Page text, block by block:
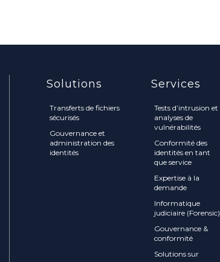
Solutions
Transferts de fichiers
sécurisés
Gouvernance et
administration des
identités
Services
Tests d’intrusion et
analyses de
vulnérabilités
Conformité des
identités en tant
que service
Expertise à la
demande
Informatique
judiciaire (Forensic)
Gouvernance &
conformité
Solutions sur